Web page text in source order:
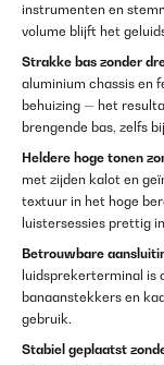
instrumenten en
volume blijft het
Strakke bas zonder
aluminium chassis en
behuizing — het
brengende bas, zelfs
Heldere hoge tonen
met zijden kalot en
textuur in het hoge
luistersessies prettig
Betrouwbare
luidsprekerterminal is
banaanstekkers en
gebruik.
Stabiel geplaatst